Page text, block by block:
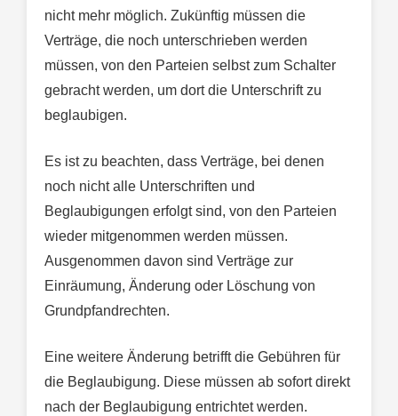
nicht mehr möglich. Zukünftig müssen die
Verträge, die noch unterschrieben werden
müssen, von den Parteien selbst zum Schalter
gebracht werden, um dort die Unterschrift zu
beglaubigen.
Es ist zu beachten, dass Verträge, bei denen
noch nicht alle Unterschriften und
Beglaubigungen erfolgt sind, von den Parteien
wieder mitgenommen werden müssen.
Ausgenommen davon sind Verträge zur
Einräumung, Änderung oder Löschung von
Grundpfandrechten.
Eine weitere Änderung betrifft die Gebühren für
die Beglaubigung. Diese müssen ab sofort direkt
nach der Beglaubigung entrichtet werden.